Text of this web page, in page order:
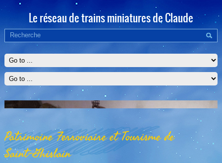
Le réseau de trains miniatures de Claude
Patrimoine Ferroviaire et Tourisme de
Saint-Ghislain